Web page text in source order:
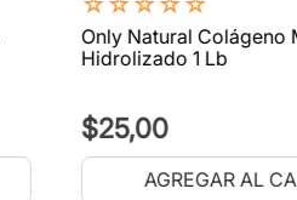
Only Natural Colágeno
Hidrolizado 1 Lb
$25,00
AGREGAR AL